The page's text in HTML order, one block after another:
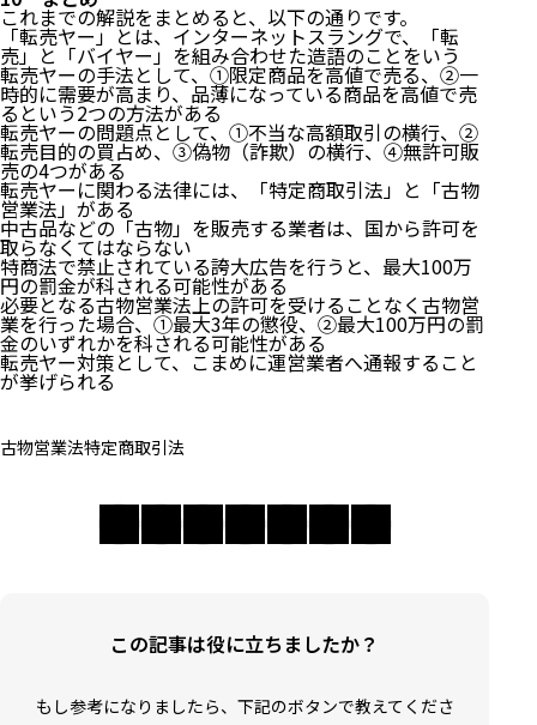
これまでの解説をまとめると、以下の通りです。
「転売ヤー」とは、インターネットスラングで、「転
売」と「バイヤー」を組み合わせた造語のことをいう
転売ヤーの手法として、①限定商品を高値で売る、②一
時的に需要が高まり、品薄になっている商品を高値で売
るという2つの方法がある
転売ヤーの問題点として、①不当な高額取引の横行、②
転売目的の買占め、③偽物（詐欺）の横行、④無許可販
売の4つがある
転売ヤーに関わる法律には、「特定商取引法」と「古物
営業法」がある
中古品などの「古物」を販売する業者は、国から許可を
取らなくてはならない
特商法で禁止されている誇大広告を行うと、最大100万
円の罰金が科される可能性がある
必要となる古物営業法上の許可を受けることなく古物営
業を行った場合、①最大3年の懲役、②最大100万円の罰
金のいずれかを科される可能性がある
転売ヤー対策として、こまめに運営業者へ通報すること
が挙げられる
古物営業法特定商取引法
この記事は役に立ちましたか？
もし参考になりましたら、下記のボタンで教えてくださ